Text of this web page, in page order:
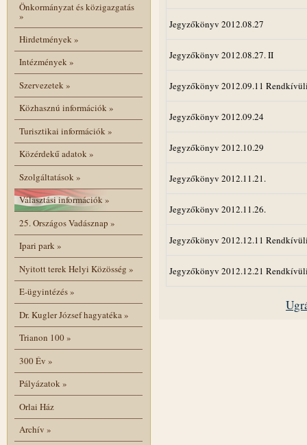
Önkormányzat és közigazgatás
»
Hirdetmények»
Intézmények»
Szervezetek»
Közhasznú információk»
Turisztikai információk»
Közérdekű adatok»
Szolgáltatások»
Választási információk»
25. Országos Vadásznap »
Ipari park»
Nyitott terek Helyi Közösség »
E-ügyintézés»
Dr. Kugler József hagyatéka»
Trianon 100»
300 Év »
Pályázatok»
Orlai Ház
Archív »
Jegyzőkönyv 2012.08.27
Jegyzőkönyv 2012.08.27. II
Jegyzőkönyv 2012.09.11
Jegyzőkönyv 2012.09.24
Jegyzőkönyv 2012.10.29
Jegyzőkönyv 2012.11.21.
Jegyzőkönyv 2012.11.26.
Jegyzőkönyv 2012.12.11
Jegyzőkönyv 2012.12.21